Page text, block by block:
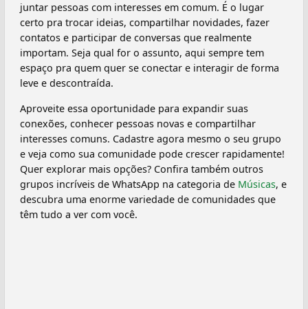
juntar pessoas com interesses em comum. É o lugar
certo pra trocar ideias, compartilhar novidades, fazer
contatos e participar de conversas que realmente
importam. Seja qual for o assunto, aqui sempre tem
espaço pra quem quer se conectar e interagir de forma
leve e descontraída.
Aproveite essa oportunidade para expandir suas
conexões, conhecer pessoas novas e compartilhar
interesses comuns. Cadastre agora mesmo o seu grupo
e veja como sua comunidade pode crescer rapidamente!
Quer explorar mais opções? Confira também outros
grupos incríveis de WhatsApp na categoria de Músicas, e
descubra uma enorme variedade de comunidades que
têm tudo a ver com você.